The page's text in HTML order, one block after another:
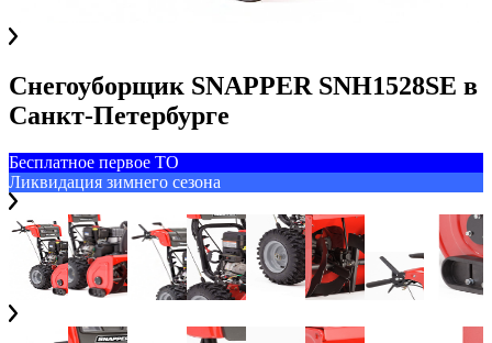
Снегоуборщик SNAPPER SNH1528SE в
Санкт-Петербурге
Бесплатное первое ТО
Ликвидация зимнего сезона